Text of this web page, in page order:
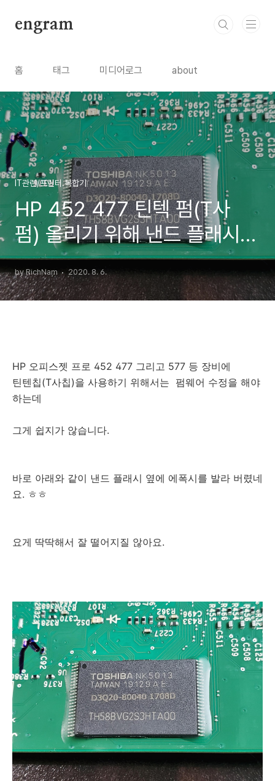
engram
홈 태그 미디어로그 about
IT관련/프린터.복합기
HP 452 477 틴텍 펌(T사
펌) 올리기 위해 낸드 플래시
실리콘 에폭시 제거 방법
by RichNam 2020. 8. 6.
HP 오피스젯 프로 452 477 그리고 577 등 장비에
틴텐칩(T사칩)을 사용하기 위해서는 펌웨어 수정을 해야
하는데
그게 쉽지가 않습니다.
바로 아래와 같이 낸드 플래시 옆에 에폭시를 발라 버렸네
요. ㅎㅎ
요게 딱딱해서 잘 떨어지질 않아요.